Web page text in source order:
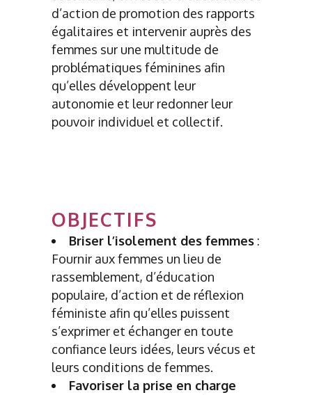
d’action de promotion des rapports
égalitaires et intervenir auprès des
femmes sur une multitude de
problématiques féminines afin
qu’elles développent leur
autonomie et leur redonner leur
pouvoir individuel et collectif.
OBJECTIFS
Briser l’isolement des femmes :
Fournir aux femmes un lieu de
rassemblement, d’éducation
populaire, d’action et de réflexion
féministe afin qu’elles puissent
s’exprimer et échanger en toute
confiance leurs idées, leurs vécus et
leurs conditions de femmes.
Favoriser la prise en charge